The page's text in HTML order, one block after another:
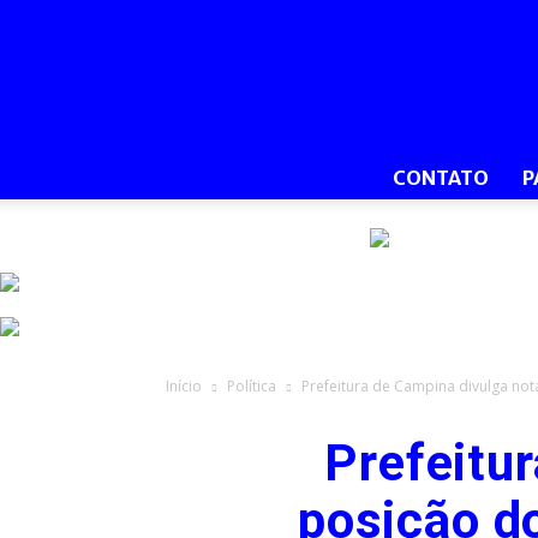
CONTATO
Início Política Prefeitura de Campina divulga
posição